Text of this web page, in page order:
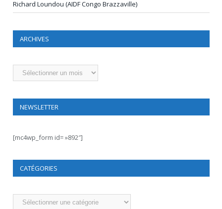
Richard Loundou (AIDF Congo Brazzaville)
ARCHIVES
Archives
NEWSLETTER
[mc4wp_form id= »892″]
CATÉGORIES
Catégories